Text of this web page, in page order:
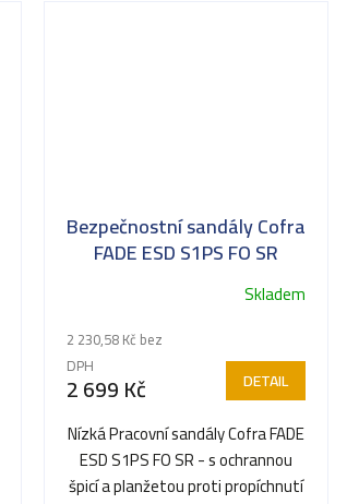
Bezpečnostní sandály Cofra
FADE ESD S1PS FO SR
Skladem
2 230,58 Kč bez
DPH
2 699 Kč DETAIL
Nízká Pracovní sandály Cofra FADE
ESD S1PS FO SR - s ochrannou
špicí a planžetou proti propíchnutí